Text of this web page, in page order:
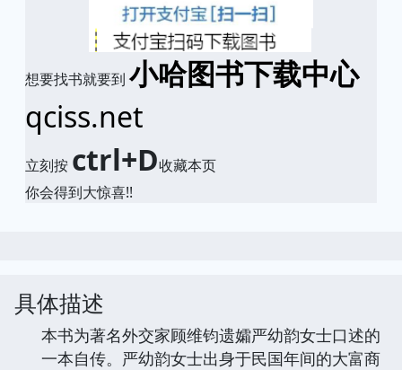
想要找书就要到 小哈图书下载中心
qciss.net
立刻按 ctrl+D收藏本页
你会得到大惊喜!!
具体描述
本书为著名外交家顾维钧遗孀严幼韵女士口述的
一本自传。严幼韵女士出身于民国年间的大富商